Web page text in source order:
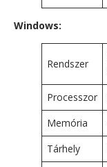
Windows:
Rendszer
Processzor
Memória
Tárhely